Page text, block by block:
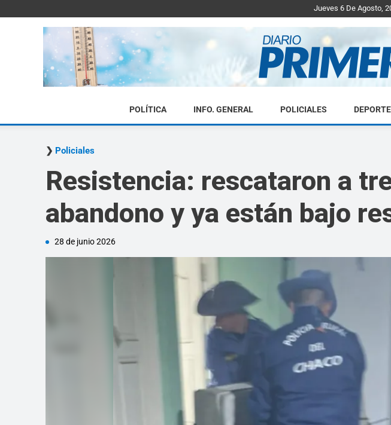
Jueves 6 De Agosto,
POLÍTICA INFO. GENERAL POLICIALES
Policiales
Resistencia: rescataron a
abandono y ya están bajo
28 de junio 2026